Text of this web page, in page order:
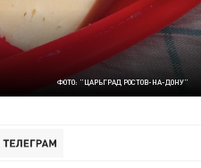
ФОТО: "ЦАРЬГРАД РОСТОВ-НА-ДОНУ"